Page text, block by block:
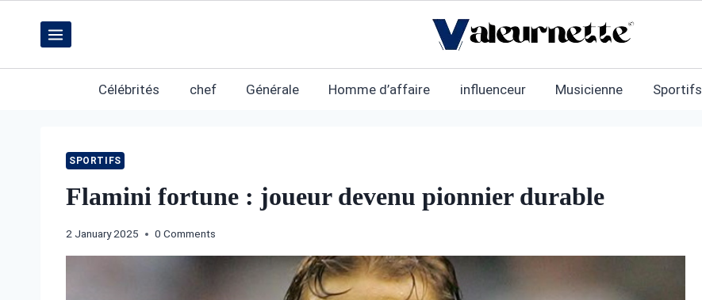
content
Célébrités chef Générale Homme d’affaire influenceur Musicienne Sportifs
SPORTIFS
Flamini fortune : joueur devenu pionnier durable
2 January 2025 0 Comments